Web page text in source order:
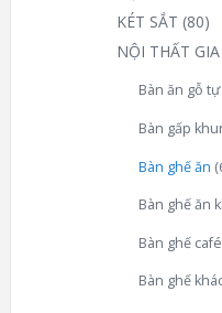
KÉT SẮT (80)
NỘI THẤT
Bàn ăn gỗ
Bàn gấp
Bàn ghế ăn
Bàn ghế ăn
Bàn ghế café
Bàn ghế